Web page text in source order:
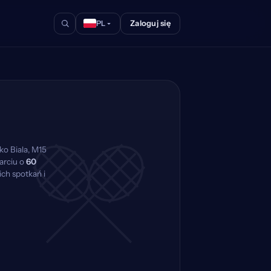
PL Zaloguj się
Biala, M15
o60
spotkań i